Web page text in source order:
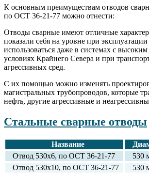
К основным преимуществам отводов
по ОСТ 36-21-77 можно отнести:
Отводы сварные имеют отличные
показали себя на уровне при
использоваться даже в системах с
условиях Крайнего Севера и при
агрессивных сред.
С их помощью можно изменять
магистральных трубопроводов, которые
нефть, другие агрессивные и
Стальные сварные отводы
Название
Отвод 530х6, по ОСТ 36-21-77
530
Отвод 530х10, по ОСТ 36-21-77
530